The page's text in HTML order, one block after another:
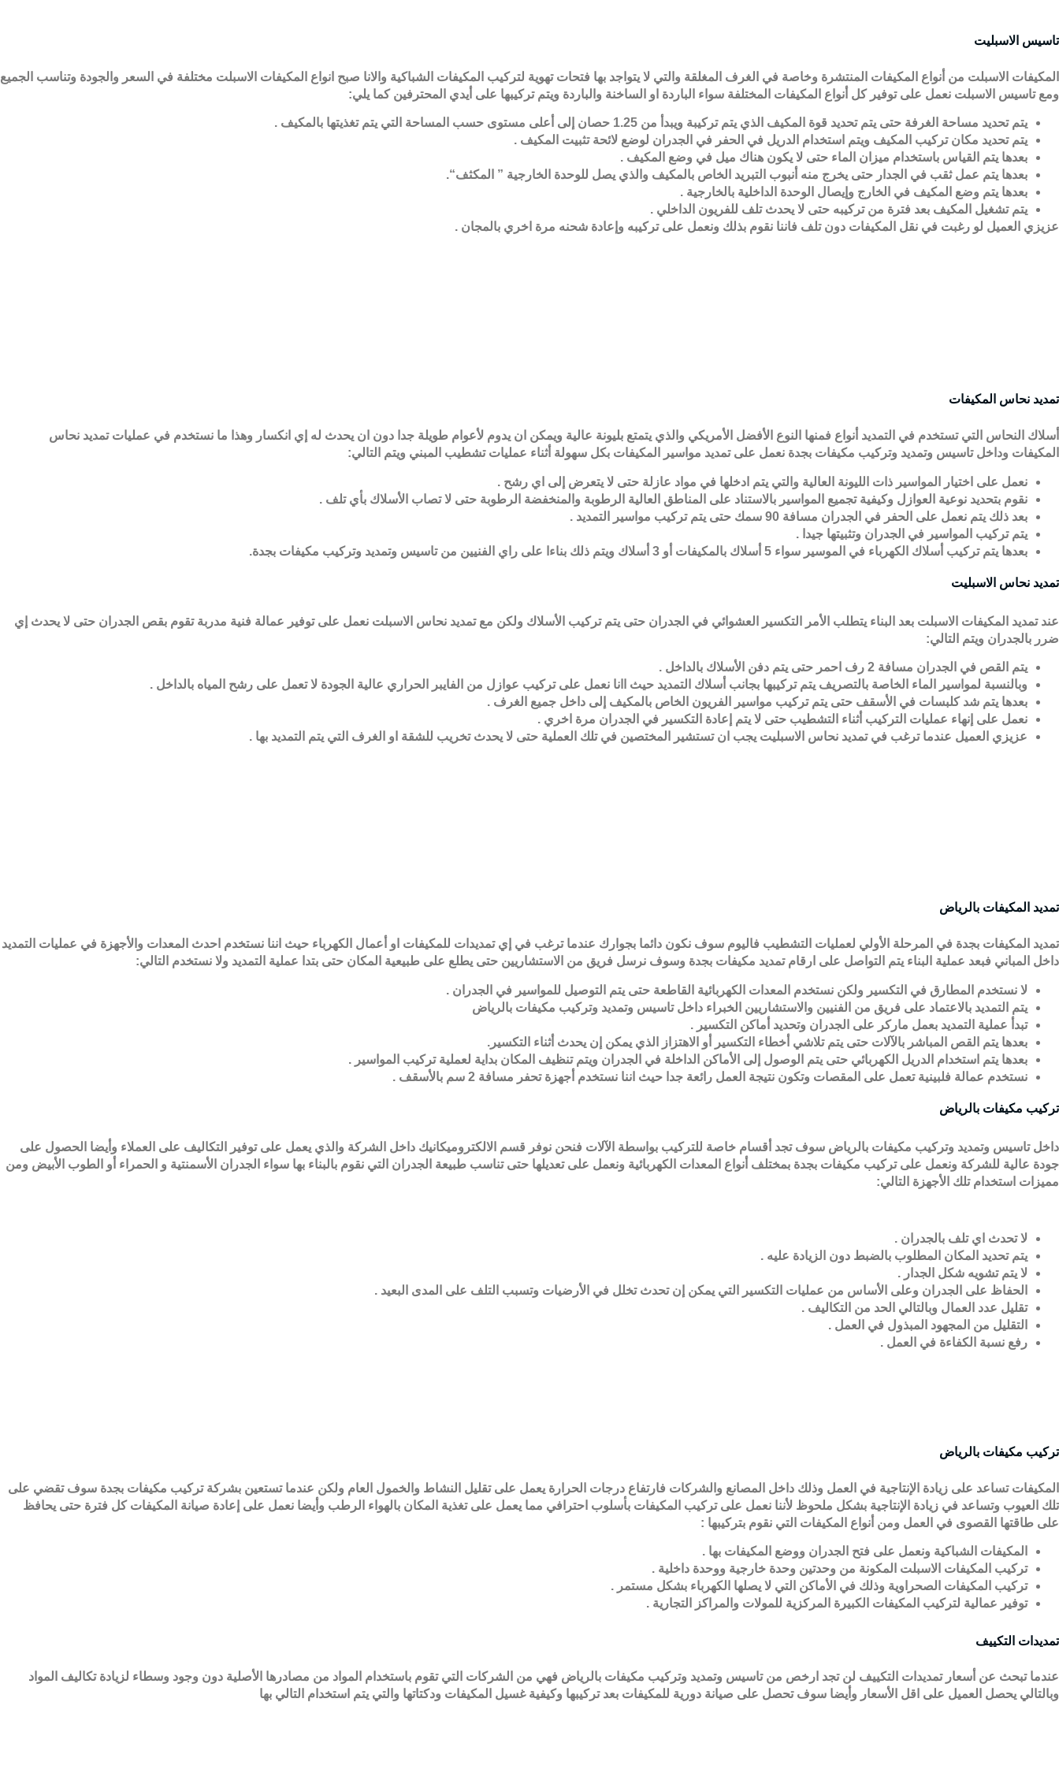
تاسيس الاسبليت
المكيفات الاسبلت من أنواع المكيفات المنتشرة وخاصة في الغرف المغلقة والتي لا يتواجد بها فتحات تهوية لتركيب المكيفات الشباكية والانا صبح انواع المكيفات الاسبلت مختلفة في السعر والجودة وتناسب الجميع
ومع تاسيس الاسبلت نعمل على توفير كل أنواع المكيفات المختلفة سواء الباردة او الساخنة والباردة ويتم تركيبها على أيدي المحترفين كما يلي:
يتم تحديد مساحة الغرفة حتى يتم تحديد قوة المكيف الذي يتم تركيبة ويبدأ من حصان إلى أعلى مستوى حسب المساحة التي يتم تغذيتها بالمكيف .
يتم تحديد مكان تركيب المكيف ويتم استخدام الدريل في الحفر في الجدران لوضع لائحة تثبيت المكيف .
بعدها يتم القياس باستخدام ميزان الماء حتى لا يكون هناك ميل في وضع المكيف .
بعدها يتم عمل ثقب في الجدار حتى يخرج منه أنبوب التبريد الخاص بالمكيف والذي يصل للوحدة الخارجية ” المكثف“.
بعدها يتم وضع المكيف في الخارج وإيصال الوحدة الداخلية بالخارجية .
يتم تشغيل المكيف بعد فترة من تركيبه حتى لا يحدث تلف للفريون الداخلي .
عزيزي العميل لو رغبت في نقل المكيفات دون تلف فاننا نقوم بذلك ونعمل على تركيبه وإعادة شحنه مرة اخري بالمجان .
تمديد نحاس المكيفات
أسلاك النحاس التي تستخدم في التمديد أنواع فمنها النوع الأفضل الأمريكي والذي يتمتع بليونة عالية ويمكن ان يدوم لأعوام طويلة جدا دون ان يحدث له إي انكسار وهذا ما نستخدم في عمليات تمديد نحاس
المكيفات وداخل تاسيس وتمديد وتركيب مكيفات بجدة نعمل على تمديد مواسير المكيفات بكل سهولة أثناء عمليات تشطيب المبني ويتم التالي:
نعمل على اختيار المواسير ذات الليونة العالية والتي يتم ادخلها في مواد عازلة حتى لا يتعرض إلى اي رشح .
نقوم بتحديد نوعية العوازل وكيفية تجميع المواسير بالاستناد على المناطق العالية الرطوبة والمنخفضة الرطوبة حتى لا تصاب الأسلاك بأي تلف .
بعد ذلك يتم نعمل على الحفر في الجدران مسافة
سمك حتى يتم تركيب مواسير التمديد .
يتم تركيب المواسير في الجدران وتثبيتها جيدا .
بعدها يتم تركيب أسلاك الكهرباء في الموسير سواء
أسلاك بالمكيفات أو أسلاك ويتم ذلك بناءا على راي الفنيين من تاسيس وتمديد وتركيب مكيفات بجدة.
تمديد نحاس الاسبليت
عندتمديد المكيفات الاسبلت بعد البناء يتطلب الأمر التكسير العشوائي في الجدران حتى يتم تركيب الأسلاك ولكن مع تمديد نحاس الاسبلت نعمل على توفير عمالة فنية مدربة تقوم بقص الجدران حتى لا يحدث إي
ضرر بالجدران ويتم التالي:
يتم القص في الجدران مسافة رف احمر حتى يتم دفن الأسلاك بالداخل .
وبالنسبة لمواسير الماء الخاصة بالتصريف يتم تركيبها بجانب أسلاك التمديد حيث اانا نعمل على تركيب عوازل من الفايبر الحراري عالية الجودة لا تعمل على رشح المياه بالداخل .
بعدها يتم شد كلبسات في الأسقف حتى يتم تركيب مواسير الفريون الخاص بالمكيف إلى داخل جميع الغرف .
نعمل على إنهاء عمليات التركيب أثناء التشطيب حتى لا يتم إعادة التكسير في الجدران مرة اخري .
عزيزي العميل عندما ترغب في تمديد نحاس الاسبليت يجب ان تستشير المختصين في تلك العملية حتى لا يحدث تخريب للشقة او الغرف التي يتم التمديد بها .
تمديد المكيفات بالرياض
تمديد المكيفات بجدة في المرحلة الأولي لعمليات التشطيب فاليوم سوف نكون دائما بجوارك عندما ترغب في إي تمديدات للمكيفات او أعمال الكهرباء حيث اننا نستخدم احدث المعدات والأجهزة في عمليات التمديد
داخل المباني فبعد عملية البناء يتم التواصل على ارقام تمديد مكيفات بجدة وسوف نرسل فريق من الاستشاريين حتى يطلع على طبيعية المكان حتى بتدا عملية التمديد ولا نستخدم التالي:
لا نستخدم المطارق في التكسير ولكن نستخدم المعدات الكهربائية القاطعة حتى يتم التوصيل للمواسير في الجدران .
يتم التمديد بالاعتماد على فريق من الفنيين والاستشاريين الخبراء داخل تاسيس وتمديد وتركيب مكيفات بالرياض
تبدأ عملية التمديد بعمل ماركر على الجدران وتحديد أماكن التكسير .
بعدها يتم القص المباشر بالآلات حتى يتم تلاشي أخطاء التكسير أو الاهتزاز الذي يمكن إن يحدث أثناء التكسير .
بعدها يتم استخدام الدريل الكهربائي حتى يتم الوصول إلى الأماكن الداخلة في الجدران ويتم تنظيف المكان بداية لعملية تركيب المواسير .
نستخدم عمالة فلبينية تعمل على المقصات وتكون نتيجة العمل رائعة جدا حيث اننا نستخدم أجهزة تحفر مسافة
سم بالأسقف .
تركيب مكيفات بالرياض
داخل تاسيس وتمديد وتركيب مكيفات بالرياض سوف تجد أقسام خاصة للتركيب بواسطة الآلات فنحن نوفر قسم الالكتروميكانيك داخل الشركة والذي يعمل على توفير التكاليف على العملاء وأيضا الحصول على
جودة عالية للشركة ونعمل على تركيب مكيفات بجدة بمختلف أنواع المعدات الكهربائية ونعمل على تعديلها حتى تناسب طبيعة الجدران التي نقوم بالبناء بها سواء الجدران الأسمنتية و الحمراء أو الطوب الأبيض ومن
مميزات استخدام تلك الأجهزة التالي:
لا تحدث اي تلف بالجدران .
يتم تحديد المكان المطلوب بالضبط دون الزيادة عليه .
لا يتم تشويه شكل الجدار .
الحفاظ على الجدران وعلى الأساس من عمليات التكسير التي يمكن إن تحدث تخلل في الأرضيات وتسبب التلف على المدى البعيد .
تقليل عدد العمال وبالتالي الحد من التكاليف .
التقليل من المجهود المبذول في العمل .
رفع نسبة الكفاءة في العمل .
تركيب مكيفات بالرياض
المكيفات تساعد على زيادة الإنتاجية في العمل وذلك داخل المصانع والشركات فارتفاع درجات الحرارة يعمل على تقليل النشاط والخمول العام ولكن عندما تستعين بشركة تركيب مكيفات بجدة سوف تقضي على
تلك العيوب وتساعد في زيادة الإنتاجية بشكل ملحوظ لأننا نعمل على تركيب المكيفات بأسلوب احترافي مما يعمل على تغذية المكان بالهواء الرطب وأيضا نعمل على إعادة صيانة المكيفات كل فترة حتى يحافظ
على طاقتها القصوى في العمل ومن أنواع المكيفات التي نقوم بتركيبها :
المكيفات الشباكية ونعمل على فتح الجدران ووضع المكيفات بها .
تركيب المكيفات الاسبلت المكونة من وحدتين وحدة خارجية ووحدة داخلية .
تركيب المكيفات الصحراوية وذلك في الأماكن التي لا يصلها الكهرباء بشكل مستمر .
توفير عمالية لتركيب المكيفات الكبيرة المركزية للمولات والمراكز التجارية .
تمديدات التكييف
عندما تبحث عن أسعار تمديدات التكييف لن تجد ارخص من تاسيس وتمديد وتركيب مكيفات بالرياض فهي من الشركات التي تقوم باستخدام المواد من مصادرها الأصلية دون وجود وسطاء لزيادة تكاليف المواد
وبالتالي يحصل العميل على اقل الأسعار وأيضا سوف تحصل على صيانة دورية للمكيفات بعد تركيبها وكيفية غسيل المكيفات ودكتاتها والتي يتم استخدام التالي بها